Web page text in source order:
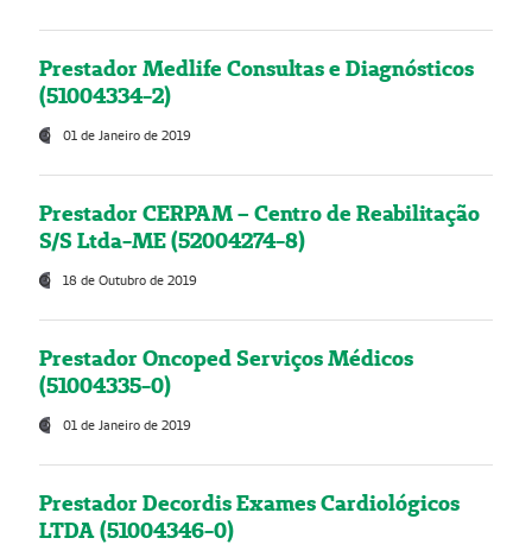
Prestador Medlife Consultas e Diagnósticos
(51004334-2)
01 de Janeiro de 2019
Prestador CERPAM – Centro de Reabilitação
S/S Ltda-ME (52004274-8)
18 de Outubro de 2019
Prestador Oncoped Serviços Médicos
(51004335-0)
01 de Janeiro de 2019
Prestador Decordis Exames Cardiológicos
LTDA (51004346-0)